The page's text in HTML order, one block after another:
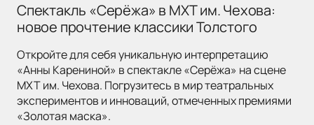
Спектакль «Серёжа» в МХТ им. Чехова:
новое прочтение классики Толстого
Откройте для себя уникальную интерпретацию
«Анны Карениной» в спектакле «Серёжа» на сцене
МХТ им. Чехова. Погрузитесь в мир театральных
экспериментов и инноваций, отмеченных премиями
«Золотая маска».